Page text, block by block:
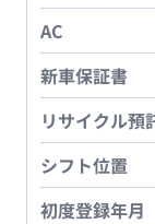
AC
新車保証書
リサイクル預
シフト位置
初度登録年月